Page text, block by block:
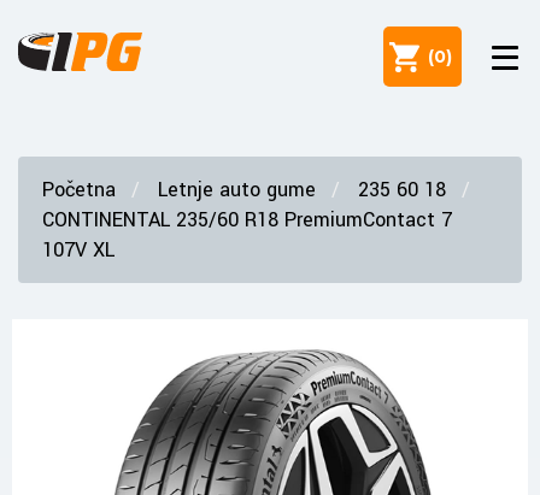
(0)
Početna Letnje auto gume
235 60 18
CONTINENTAL 235/60 R18 PremiumContact 7
107V XL